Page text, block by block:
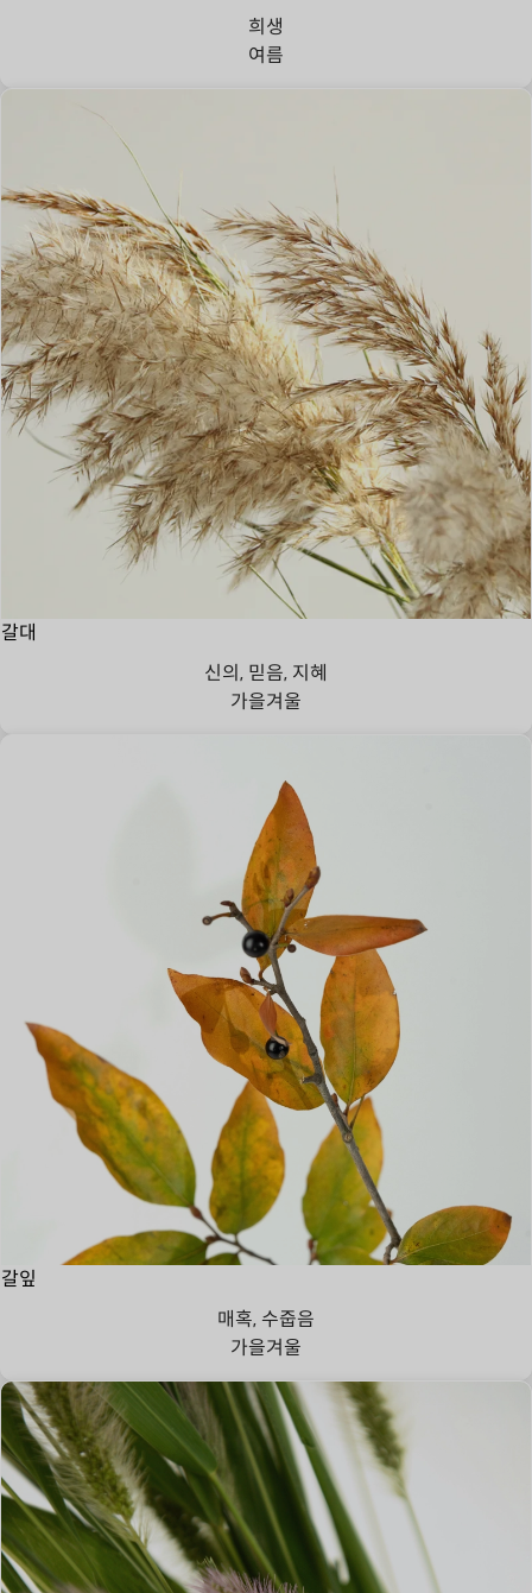
희생
여름
갈대
신의, 믿음, 지혜
가을겨울
갈잎
매혹, 수줍음
가을겨울